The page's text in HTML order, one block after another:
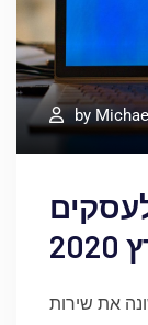
by
את שירות